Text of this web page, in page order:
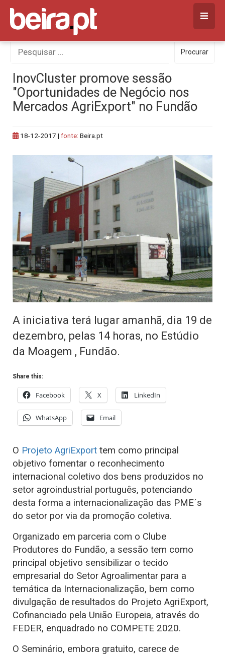
Skip
content
Procurar
por:
Procurar
InovCluster promove sessão
"Oportunidades de Negócio nos
Mercados AgriExport" no Fundão
18-12-2017 | fonte: Beira.pt
A iniciativa terá lugar amanhã, dia 19 de
dezembro, pelas 14 horas, no Estúdio
da Moagem , Fundão.
Share this:
Facebook X LinkedIn
WhatsApp Email
O Projeto AgriExport tem como principal
objetivo fomentar o reconhecimento
internacional coletivo dos bens produzidos no
setor agroindustrial português, potenciando
desta forma a internacionalização das PME´s
do setor por via da promoção coletiva.
Organizado em parceria com o Clube
Produtores do Fundão, a sessão tem como
principal objetivo sensibilizar o tecido
empresarial do Setor Agroalimentar para a
temática da Internacionalização, bem como
divulgação de resultados do Projeto AgriExport,
Cofinanciado pela União Europeia, através do
FEDER, enquadrado no COMPETE 2020.
O Seminário, embora gratuito, carece de